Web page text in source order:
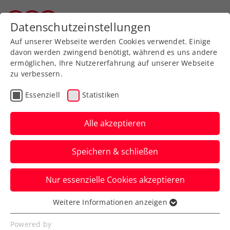
Zurück zur Newsübersicht
WTA
Vadlau eröffnet FE&MALE
Sports Conference
„Advantage Ladies“
Die Segel-Olympiasiegerin ist eine der
Top-Speakerinnen beim Frauensportevent
am 29. Jänner in Linz.
Verfasst von: Presseaussendung / Redaktion, 22.01.2025
Datenschutzeinstellungen
Auf unserer Webseite werden Cookies verwendet. Einige
davon werden zwingend benötigt, während es uns andere
ermöglichen, Ihre Nutzererfahrung auf unserer Webseite
zu verbessern.
Essenziell Statistiken
Alle akzeptieren
Speichern & schließen
Nur essenzielle Cookies akzeptieren
Essenziell
Essenzielle Cookies werden für grundlegende
Weitere Informationen anzeigen
Powered by